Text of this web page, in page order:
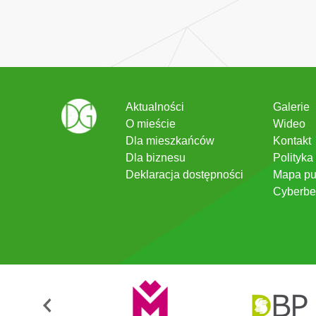
Aktualności
O mieście
Dla mieszkańców
Dla biznesu
Deklaracja dostępności
Galerie
Wideo
Kontakt
Mapa